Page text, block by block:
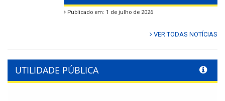
Publicado em: 1 de julho de 2026
VER TODAS NOTÍCIAS
UTILIDADE PÚBLICA